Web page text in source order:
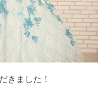
きました！